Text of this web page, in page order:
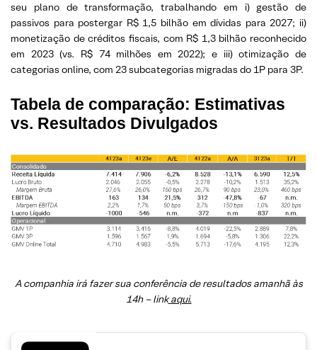
seu plano de transformação, trabalhando em i) gestão de
passivos para postergar R$ 1,5 bilhão em dívidas para 2027; ii)
monetização de créditos fiscais, com R$ 1,3 bilhão reconhecido
em 2023 (vs. R$ 74 milhões em 2022); e iii) otimização de
categorias online, com 23 subcategorias migradas do 1P para 3P.
Tabela de comparação: Estimativas
vs. Resultados Divulgados
A companhia irá fazer sua conferência de resultados amanhã às
14h – link aqui.